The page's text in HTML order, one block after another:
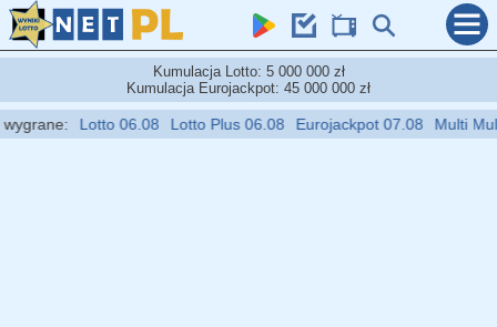
Kumulacja Lotto: 5 000 000 zł
Kumulacja Eurojackpot: 45 000 000 zł
Lotto 06.08 Lotto Plus 06.08 Eurojackpot 07.08 Multi Multi